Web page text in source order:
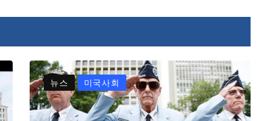
뉴스 미국사회